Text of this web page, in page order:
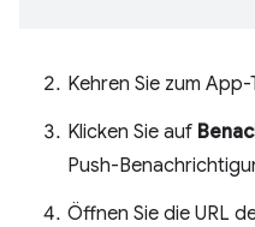
Kehren Sie zum
Klicken Sie auf
Push-
Öffnen Sie die URL